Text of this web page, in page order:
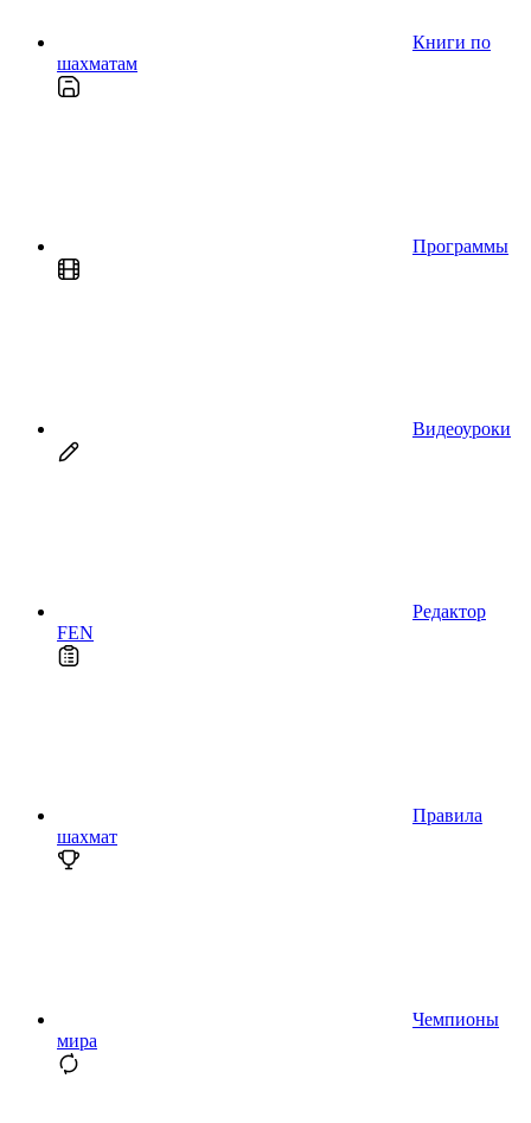
Книги по
шахматам
Программы
Видеоуроки
Редактор
FEN
Правила
шахмат
Чемпионы
мира